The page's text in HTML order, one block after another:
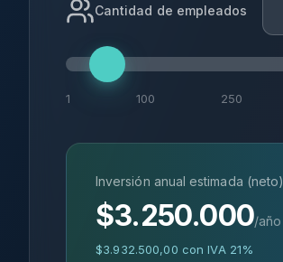
Cantidad de empleados
1 100 250
Inversión anual estimada (neto)
$3.250.000/año
$3.932.500,00 con IVA 21%